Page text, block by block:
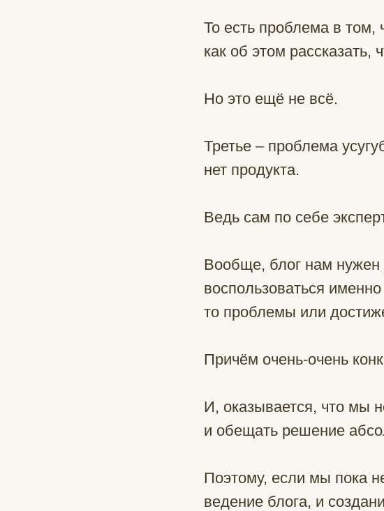
То есть проблема в том,
как об этом рассказать,
Но это ещё не всё.
Третье – проблема
нет продукта.
Ведь сам по себе
Вообще, блог нам нужен
воспользоваться
то проблемы или
Причём очень-очень
И, оказывается, что мы
и обещать решение
Поэтому, если мы пока
ведение блога, и